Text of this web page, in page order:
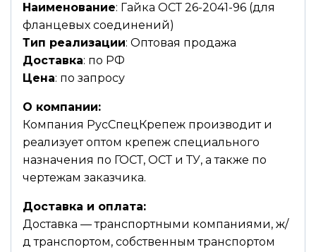
Наименование: Гайка ОСТ 26-2041-96 (для
фланцевых соединений)
Тип реализации: Оптовая продажа
Доставка: по РФ
Цена: по запросу
О компании:
Компания РусСпецКрепеж производит и
реализует оптом крепеж специального
назначения по ГОСТ, ОСТ и ТУ, а также по
чертежам заказчика.
Доставка и оплата:
Доставка — транспортными компаниями, ж/
д транспортом, собственным транспортом